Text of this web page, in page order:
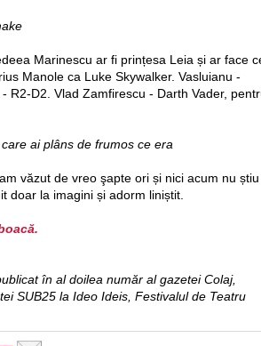
Marinescu ar fi prințesa Leia și ar face
Manole ca Luke Skywalker. Vasluianu -
R2-D2. Vlad Zamfirescu - Darth Vader,
ai plâns de frumos ce era
văzut de vreo şapte ori și nici acum nu știu
doar la imagini și adorm liniștit.
în al doilea număr al gazetei Colaj,
SUB25 la Ideo Ideis, Festivalul de Teatru